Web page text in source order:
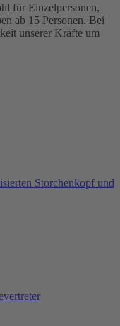
für Einzelpersonen,
ab 15 Personen. Bei
unserer Kräfte um